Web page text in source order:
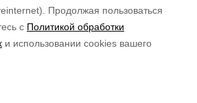
Продолжая пользоваться
с Политикой обработки
и использовании cookies вашего